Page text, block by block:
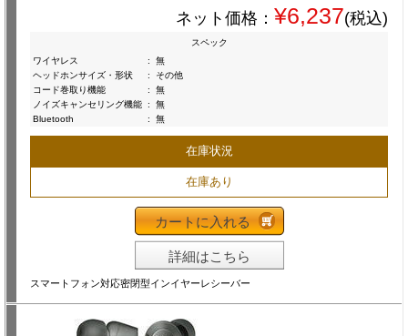
ネット価格： ¥6,237(税込)
スペック
ワイヤレス
:
無
ヘッドホンサイズ・形状
:
その他
コード巻取り機能
:
無
ノイズキャンセリング機能 :
無
Bluetooth
: 無
在庫状況
在庫あり
カートに入れる
詳細はこちら
スマートフォン対応密閉型インイヤーレシーバー